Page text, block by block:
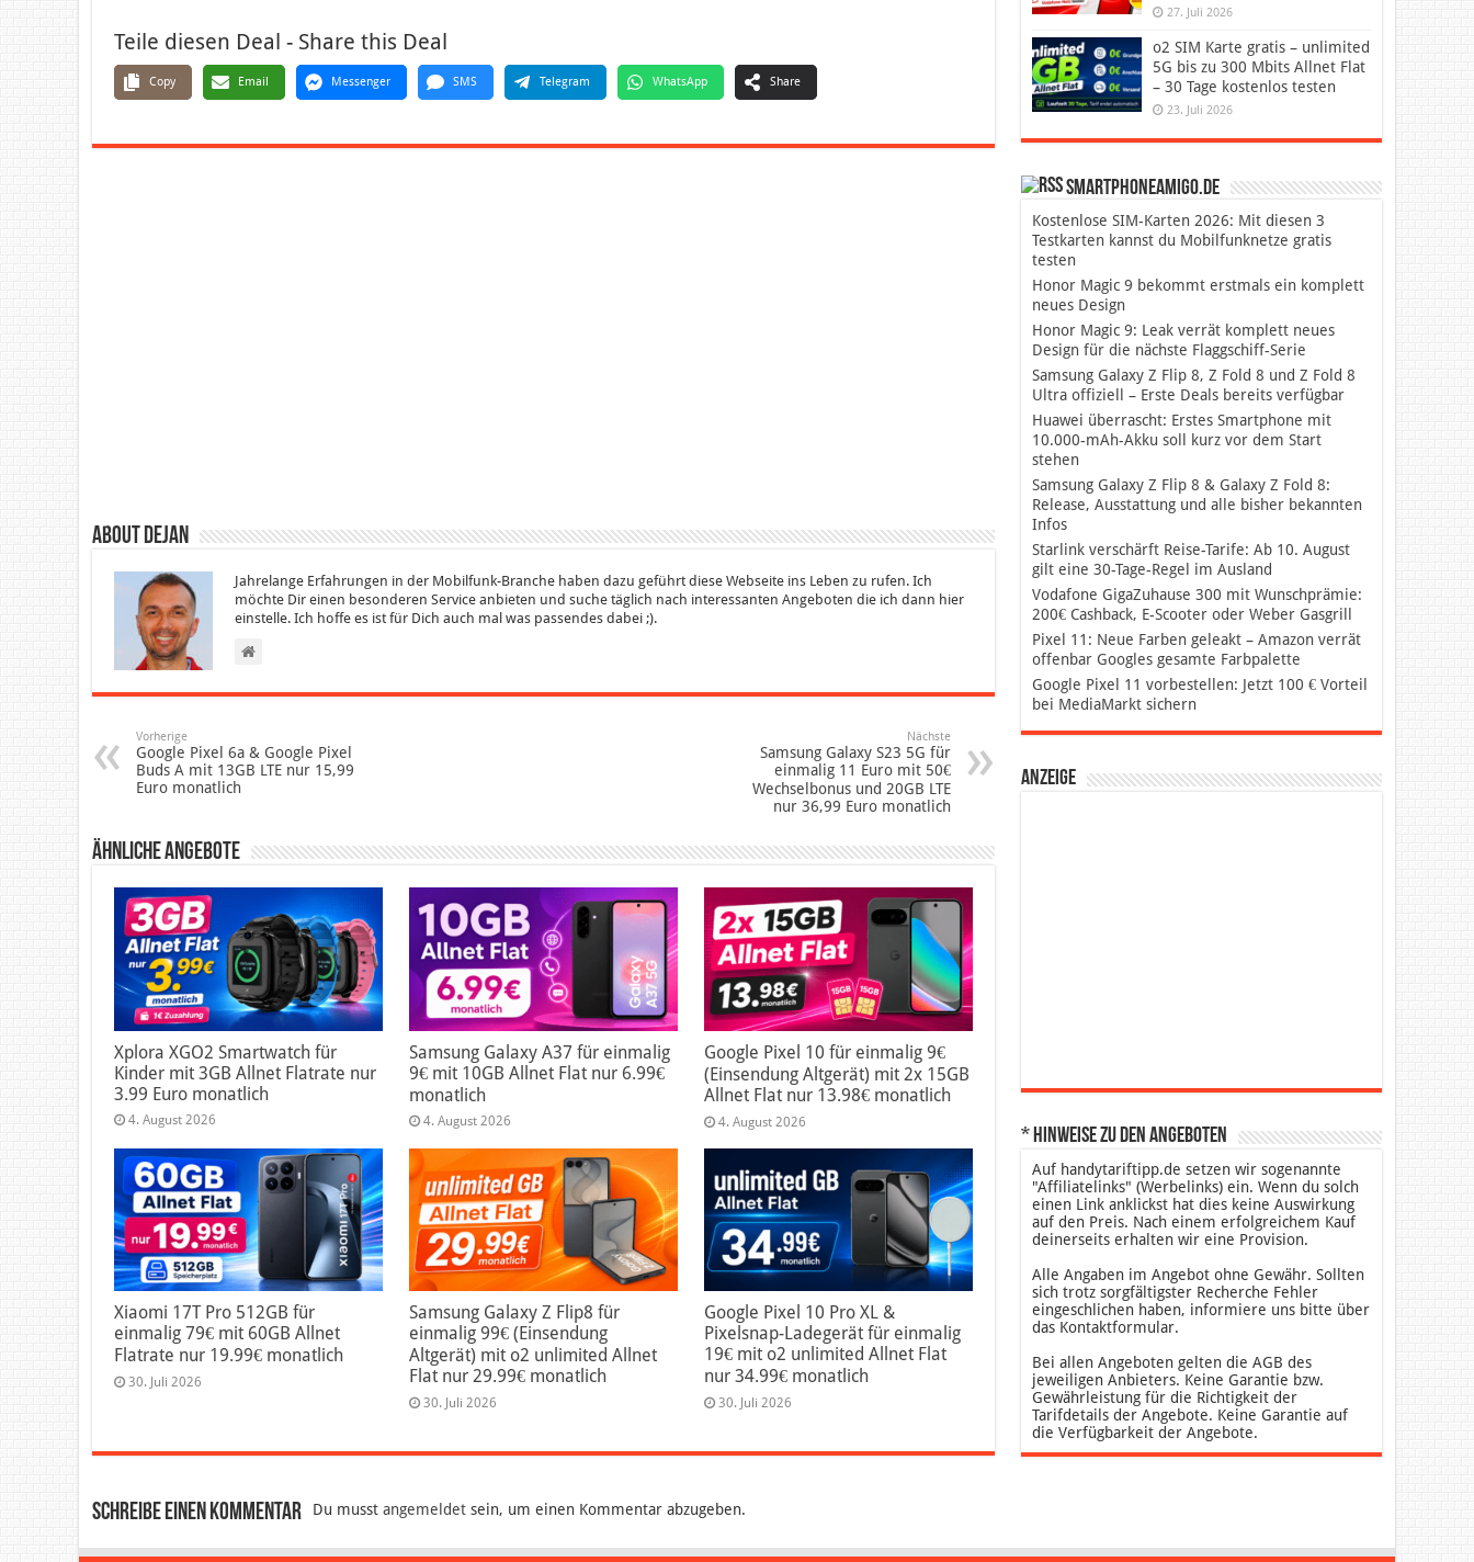
Teile diesen Deal - Share this Deal
Copy Email Messenger SMS Telegram WhatsApp Share
About Dejan
Jahrelange Erfahrungen in der Mobilfunk-Branche haben dazu geführt diese Webseite ins Leben zu rufen. Ich
möchte Dir einen besonderen Service anbieten und suche täglich nach interessanten Angeboten die ich dann hier
einstelle. Ich hoffe es ist für Dich auch mal was passendes dabei ;).
Vorherige
Google Pixel 6a & Google Pixel
Buds A mit 13GB LTE nur 15,99
Euro monatlich
Nächste
Samsung Galaxy S23 5G für
einmalig 11 Euro mit 50€
Wechselbonus und 20GB LTE
nur 36,99 Euro monatlich
Ähnliche Angebote
Xplora XGO2 Smartwatch für
Kinder mit 3GB Allnet Flatrate nur
3.99 Euro monatlich
4. August 2026
Samsung Galaxy A37 für einmalig
9€ mit 10GB Allnet Flat nur 6.99€
monatlich
4. August 2026
Google Pixel 10 für einmalig 9€
(Einsendung Altgerät) mit 2x 15GB
Allnet Flat nur 13.98€ monatlich
4. August 2026
Xiaomi 17T Pro 512GB für
einmalig 79€ mit 60GB Allnet
Flatrate nur 19.99€ monatlich
30. Juli 2026
Samsung Galaxy Z Flip8 für
einmalig 99€ (Einsendung
Altgerät) mit o2 unlimited Allnet
Flat nur 29.99€ monatlich
30. Juli 2026
Google Pixel 10 Pro XL &
Pixelsnap-Ladegerät für einmalig
19€ mit o2 unlimited Allnet Flat
nur 34.99€ monatlich
30. Juli 2026
Schreibe einen Kommentar Du musst angemeldet sein, um einen Kommentar abzugeben.
27. Juli 2026
o2 SIM Karte gratis – unlimited
5G bis zu 300 Mbits Allnet Flat
– 30 Tage kostenlos testen
23. Juli 2026
SmartphoneAmigo.de
Kostenlose SIM-Karten 2026: Mit diesen 3
Testkarten kannst du Mobilfunknetze gratis
testen
Honor Magic 9 bekommt erstmals ein komplett
neues Design
Honor Magic 9: Leak verrät komplett neues
Design für die nächste Flaggschiff-Serie
Samsung Galaxy Z Flip 8, Z Fold 8 und Z Fold 8
Ultra offiziell – Erste Deals bereits verfügbar
Huawei überrascht: Erstes Smartphone mit
10.000-mAh-Akku soll kurz vor dem Start
stehen
Samsung Galaxy Z Flip 8 & Galaxy Z Fold 8:
Release, Ausstattung und alle bisher bekannten
Infos
Starlink verschärft Reise-Tarife: Ab 10. August
gilt eine 30-Tage-Regel im Ausland
Vodafone GigaZuhause 300 mit Wunschprämie:
200€ Cashback, E-Scooter oder Weber Gasgrill
Pixel 11: Neue Farben geleakt – Amazon verrät
offenbar Googles gesamte Farbpalette
Google Pixel 11 vorbestellen: Jetzt 100 € Vorteil
bei MediaMarkt sichern
Anzeige
* Hinweise zu den Angeboten
Auf handytariftipp.de setzen wir sogenannte
"Affiliatelinks" (Werbelinks) ein. Wenn du solch
einen Link anklickst hat dies keine Auswirkung
auf den Preis. Nach einem erfolgreichem Kauf
deinerseits erhalten wir eine Provision.
Alle Angaben im Angebot ohne Gewähr. Sollten
sich trotz sorgfältigster Recherche Fehler
eingeschlichen haben, informiere uns bitte über
das Kontaktformular.
Bei allen Angeboten gelten die AGB des
jeweiligen Anbieters. Keine Garantie bzw.
Gewährleistung für die Richtigkeit der
Tarifdetails der Angebote. Keine Garantie auf
die Verfügbarkeit der Angebote.